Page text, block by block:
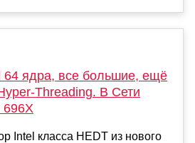
64 ядра, все большие, ещё
Threading. В Сети
696X
Intel класса HEDT из нового